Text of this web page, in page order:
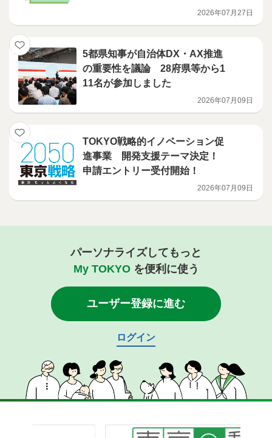
2026年07月27日
5都県知事が自治体DX・AX推進
の重要性を議論 28府県等から1
11名が参加しました
2026年07月09日
TOKYO戦略的イノベーション促
進事業 開発支援テーマ決定！
申請エントリー受付開始！
2026年07月09日
パーソナライズしてもっと
My TOKYOを便利に使う
ユーザー登録に進む
ログイン